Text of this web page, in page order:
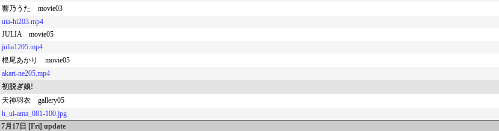
響乃うた movie03
uta-hi203.mp4
JULIA movie05
julia1205.mp4
根尾あかり movie05
akari-ne205.mp4
初脱ぎ娘!
天神羽衣 gallery05
h_ui-ama_081-100.jpg
7月17日 [Fri] update